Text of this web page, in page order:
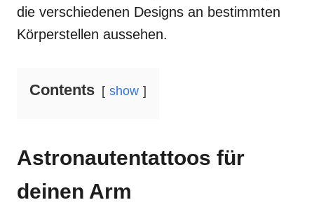
die verschiedenen Designs an bestimmten
Körperstellen aussehen.
Contents show
Astronautentattoos für
deinen Arm